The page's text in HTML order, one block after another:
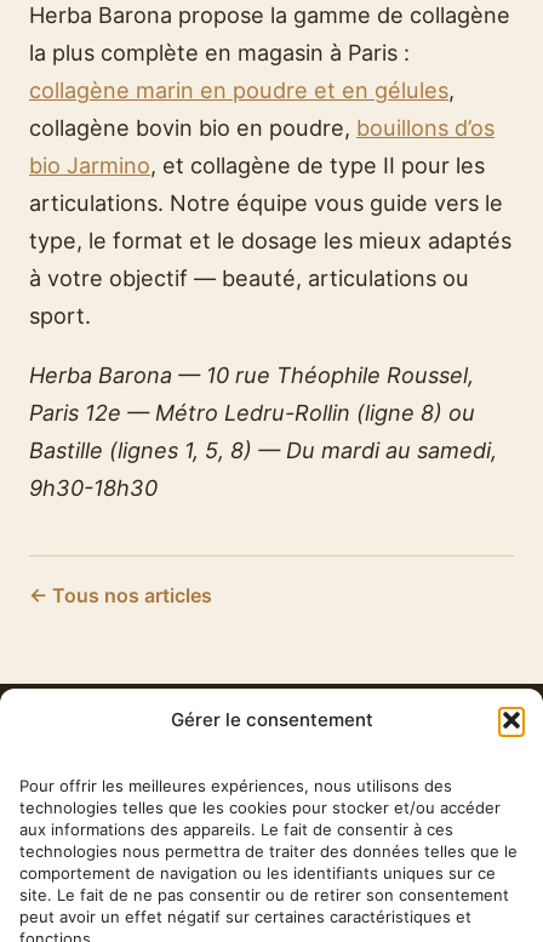
Gérer le consentement
Pour offrir les meilleures expériences, nous utilisons des
technologies telles que les cookies pour stocker et/ou accéder
aux informations des appareils. Le fait de consentir à ces
technologies nous permettra de traiter des données telles que le
comportement de navigation ou les identifiants uniques sur ce
site. Le fait de ne pas consentir ou de retirer son consentement
peut avoir un effet négatif sur certaines caractéristiques et
Herba Barona propose la gamme de collagène
la plus complète en magasin à Paris :
collagène marin en poudre et en gélules,
collagène bovin bio en poudre, bouillons d’os
bio Jarmino, et collagène de type II pour les
articulations. Notre équipe vous guide vers le
type, le format et le dosage les mieux adaptés
à votre objectif — beauté, articulations ou
sport.
Herba Barona — 10 rue Théophile Roussel,
Paris 12e — Métro Ledru-Rollin (ligne 8) ou
Bastille (lignes 1, 5, 8) — Du mardi au samedi,
9h30-18h30
← Tous nos articles
BARONA
✉ contact@herbabarona.com